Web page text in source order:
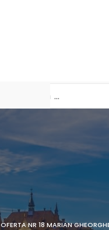
OFERTA NR 18 MARIAN